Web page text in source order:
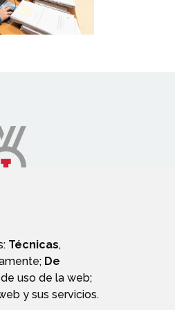
Técnicas,
De
uso de la web;
y sus servicios.